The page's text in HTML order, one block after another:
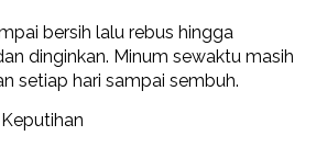
bersih lalu rebus hingga
dinginkan. Minum sewaktu masih
setiap hari sampai sembuh.